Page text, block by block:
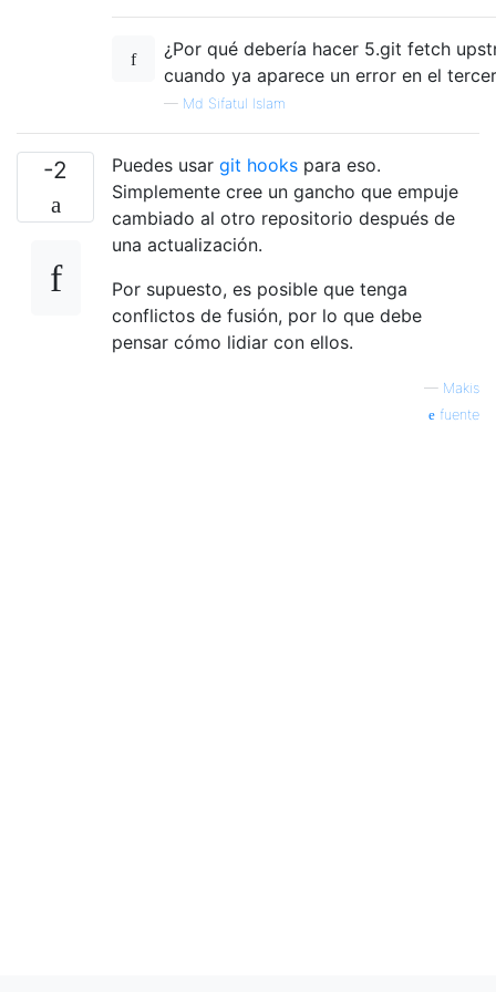
¿Por qué debería hacer 5.git fetch
cuando ya aparece un error en el
— Md Sifatul Islam
-2 Puedes usar git hooks para eso.
Simplemente cree un gancho que empuje
cambiado al otro repositorio después de
una actualización.
Por supuesto, es posible que tenga
conflictos de fusión, por lo que debe
pensar cómo lidiar con ellos.
— Makis
fuente